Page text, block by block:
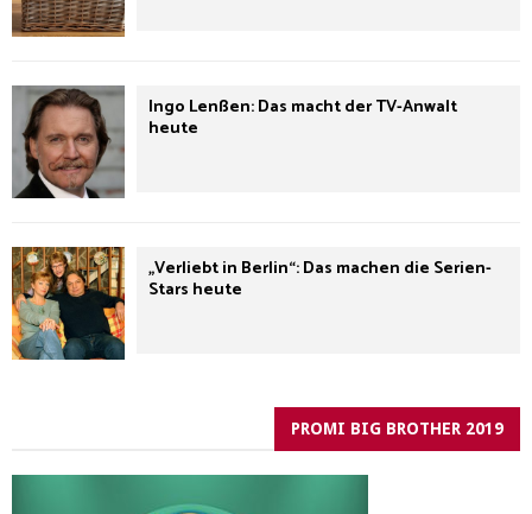
Ingo Lenßen: Das macht der TV-Anwalt
heute
„Verliebt in Berlin“: Das machen die Serien-
Stars heute
PROMI BIG BROTHER 2019